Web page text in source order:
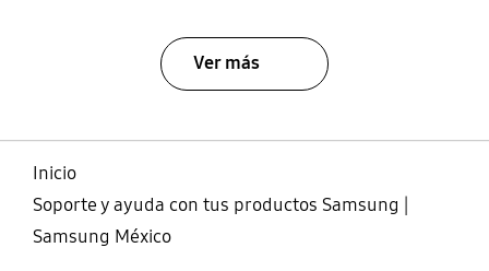
Ver más
Inicio
Soporte y ayuda con tus productos Samsung |
Samsung México